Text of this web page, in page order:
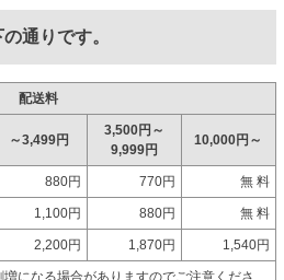
通りです。
配送料
～3,499円
3,500円～
9,999円
10,000円～
880円 770円 無 料
1,100円 880円 無 料
2,200円 1,870円 1,540円
になる場合がありますのでご注意くださ